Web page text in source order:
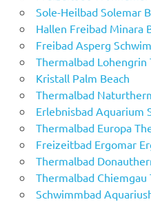
Sole-Heilbad Solemar
Hallen Freibad Minara
Freibad Asperg
Thermalbad
Kristall Palm Beach
Thermalbad
Erlebnisbad Aquarium
Thermalbad Europa
Freizeitbad Ergomar
Thermalbad
Thermalbad
Schwimmbad